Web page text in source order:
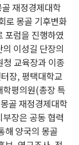
재정경제대학
로 몽골 기후변화
포럼을 진행하였
이성길 단장의
청 교육장과 이종
장, 평택대학교
학평의원(총장 특
골 재정경제대학
장은 공동 협력
해 양국의 몽골